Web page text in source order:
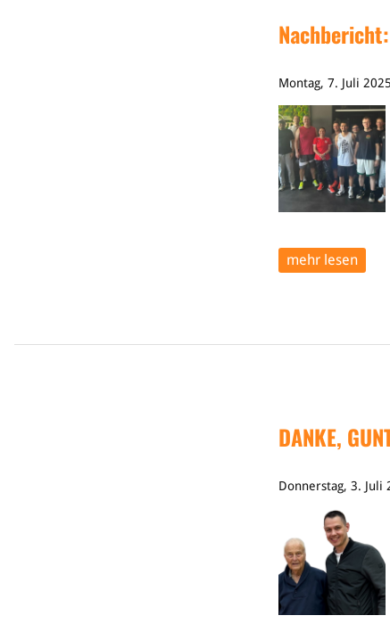
Montag, 7. Juli
mehr lesen
DANKE,
Donnerstag, 3. Juli